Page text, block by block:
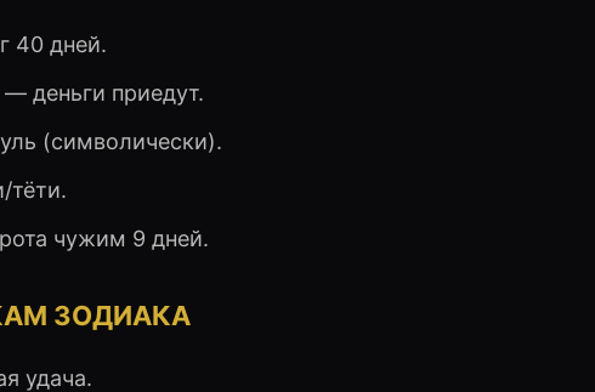
40 дней.
— деньги приедут.
(символически).
тёти.
чужим 9 дней.
ЗОДИАКА
удача.